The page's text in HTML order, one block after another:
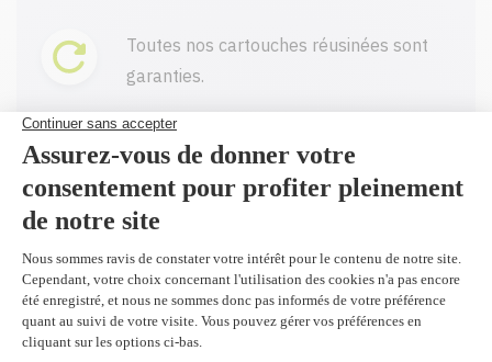
Toutes nos cartouches réusinées sont
garanties.
Livraison gratuite sur tout achat de
100$ CAD et plus avant taxes.
Profitez d'un rabais à l'achat de 2